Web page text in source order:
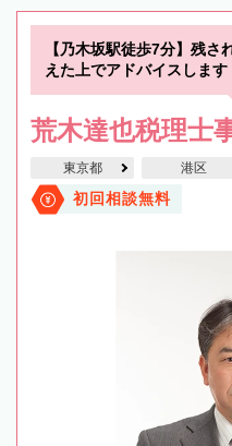
【乃木坂駅徒歩7分】残
えた上でアドバイスします
荒木達也税理士
東京都 港区
初回相談無料